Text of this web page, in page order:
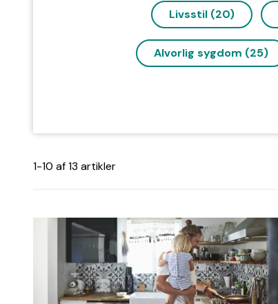
Livsstil (20)
Alvorlig sygdom (25)
1-10 af 13 artikler